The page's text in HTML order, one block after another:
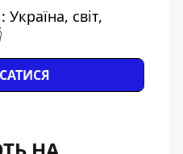
світ,